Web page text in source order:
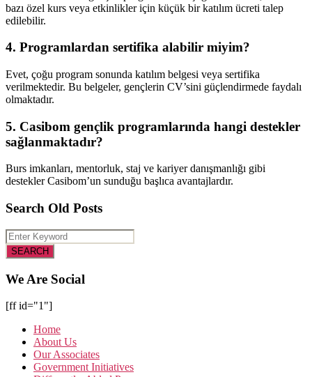
bazı özel kurs veya etkinlikler için küçük bir katılım ücreti talep
edilebilir.
4. Programlardan sertifika alabilir miyim?
Evet, çoğu program sonunda katılım belgesi veya sertifika
verilmektedir. Bu belgeler, gençlerin CV’sini güçlendirmede faydalı
olmaktadır.
5. Casibom gençlik programlarında hangi destekler
sağlanmaktadır?
Burs imkanları, mentorluk, staj ve kariyer danışmanlığı gibi
destekler Casibom’un sunduğu başlıca avantajlardır.
Search Old Posts
We Are Social
[ff id="1"]
Home
About Us
Our Associates
Government Initiatives